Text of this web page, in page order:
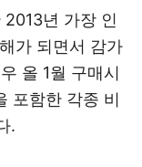
년 가장 인
가 되면서 감가
올 1월 구매시
포함한 각종 비
.